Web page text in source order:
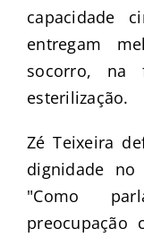
capacidade
entregam
socorro, na
esterilização.
Zé Teixeira
dignidade no
"Como
preocupação